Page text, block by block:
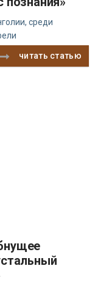
среди
читать статью